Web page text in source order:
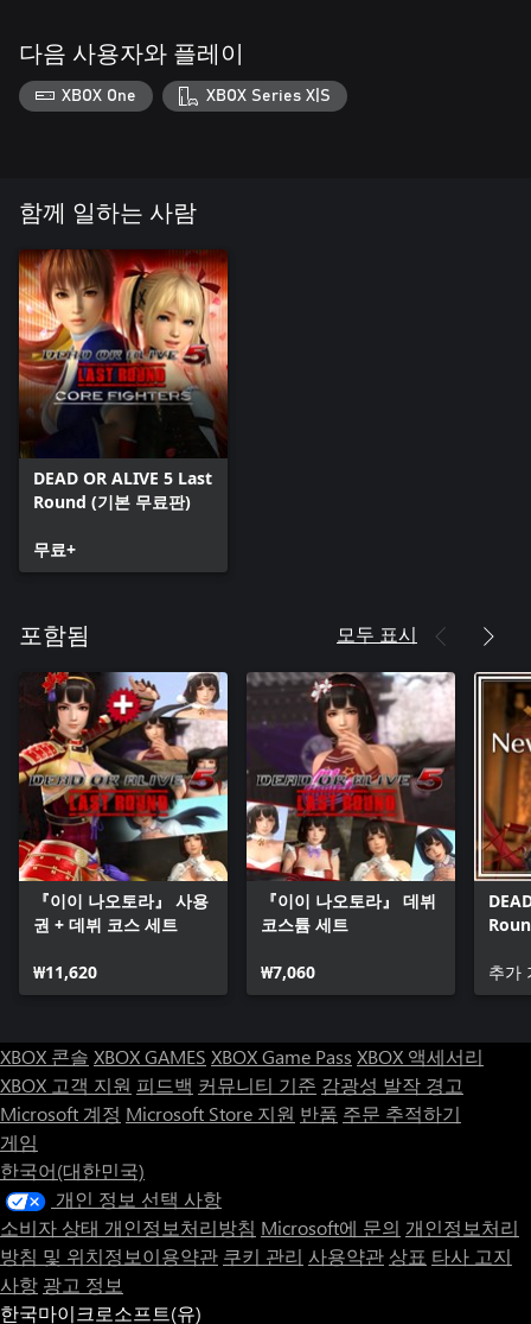
다음 사용자와 플레이
XBOX One XBOX Series X|S
함께 일하는 사람
DEAD OR ALIVE 5 Last
Round (기본 무료판)
무료+
포함됨 모두 표시
『이이 나오토라』 사용
권 + 데뷔 코스 세트
₩11,620
『이이 나오토라』 데뷔
코스튬 세트
₩7,060
추가
XBOX 콘솔 XBOX GAMES XBOX Game Pass XBOX 액세서리
XBOX 고객 지원 피드백 커뮤니티 기준 감광성 발작 경고
Microsoft 계정 Microsoft Store 지원 반품 주문 추적하기
게임
한국어(대한민국)
개인 정보 선택 사항
소비자 상태 개인정보처리방침 Microsoft에 문의 개인정보처리
방침 및 위치정보이용약관 쿠키 관리 사용약관 상표 타사 고지
사항 광고 정보
한국마이크로소프트(유)